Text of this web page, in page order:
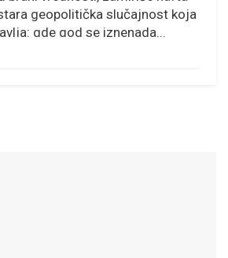
geopolitička slučajnost koja
gde god se iznenada...